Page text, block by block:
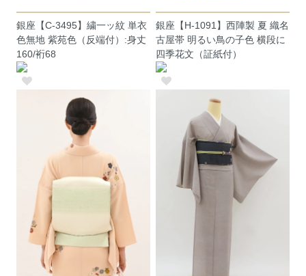
銀座【C-3495】繍一ッ紋 単衣
色無地 紫苑色（反端付）:身丈
160/裄68
銀座【H-1091】西陣製 夏 織名
古屋帯 明るい鳥の子色 横段に
四季花文（証紙付）